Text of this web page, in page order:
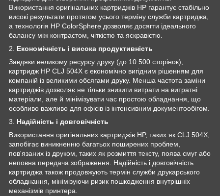
Використання оригінальних картриджів HP гарантує стабільно
високі результати протягом усього терміну служби картриджа,
а технологія HP ColorSphere дозволяє досягти ідеального
балансу між контрастом, чіткістю та яскравістю.
2. Економічність і висока продуктивність
Завдяки великому ресурсу друку (до 10 500 сторінок),
картридж HP CLJ 504X є економічно вигідним рішенням для
компаній із великими обсягами друку. Менша частота заміни
картриджів дозволяє не тільки знизити витрати на витратні
матеріали, але й мінімізувати час простою обладнання, що
особливо важливо для офісів із інтенсивним документообігом.
3. Надійність і довговічність
Використання оригінальних картриджів HP, таких як CLJ 504X,
запобігає виникненню багатьох поширених проблем,
пов'язаних із друком, таких як розмиття тексту, поява смуг або
неповна передача зображення. Надійність і довговічність
картриджа також продовжують термін служби друкарського
обладнання, мінімізуючи ризик пошкодження внутрішніх
механізмів принтера.